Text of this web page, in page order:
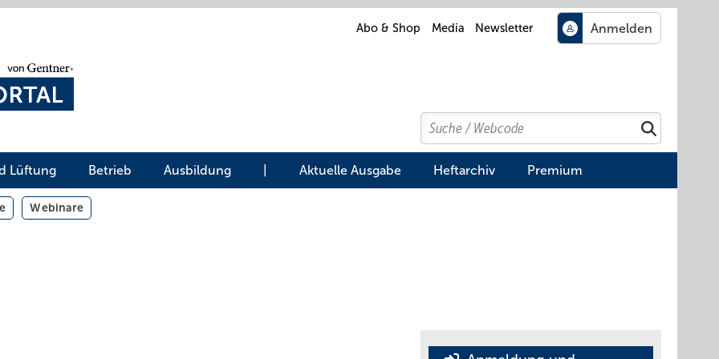
Abo & Shop Media Newsletter
Search
Suchen
Lüftung Betrieb Ausbildung Aktuelle Ausgabe Heftarchiv Premium
Webinare